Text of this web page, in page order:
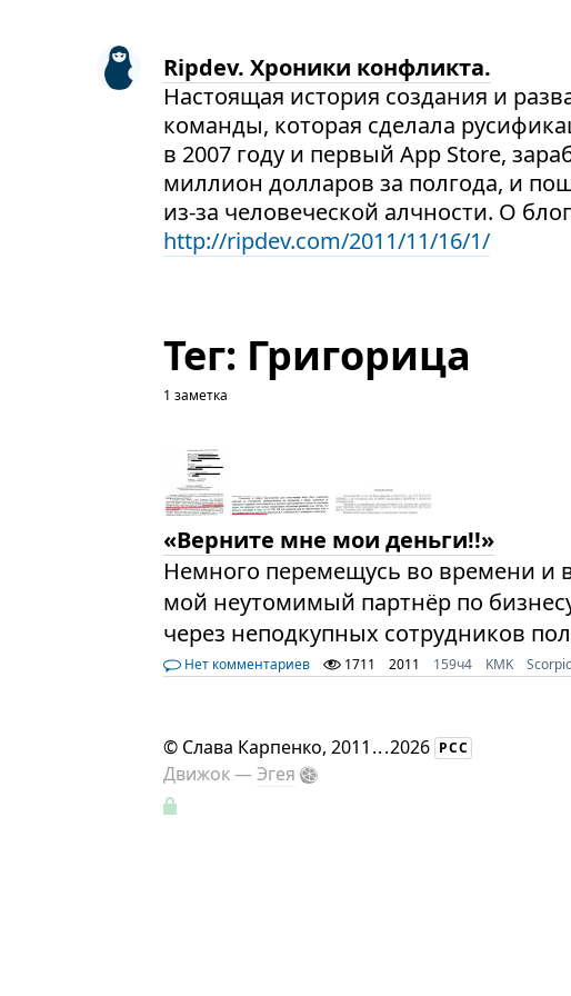
Ripdev. Хроники конфликта.
Настоящая история создания и
команды, которая сделала
в 2007 году и первый App Store,
миллион долларов за полгода, и
из-за человеческой алчности. О
http://ripdev.com/2011/11/16/1/
Тег: Григорица
1 заметка
«Верните мне мои деньги!!»
Немного перемещусь во времени и
мой неутомимый партнёр по
через неподкупных сотрудников
Нет комментариев 1711 2011 159ч4 KMK
© Слава Карпенко, 2011 ...2026 РСС
Движок —Эгея